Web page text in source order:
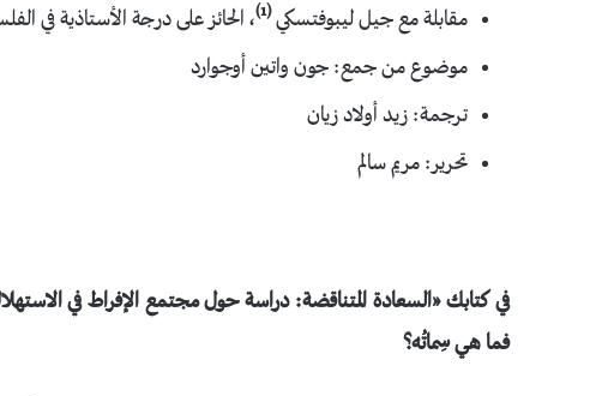
مقابلة مع جيل ليبوفتسكي(1) ، الحائز على درجة الأستاذية في
موضوع من جمع: جون واتين أوجوارد
ترجمة: زيد أولاد زيان
تحرير: مريم سالم
فما هي سِماتُه؟